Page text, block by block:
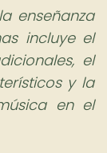
enseñanza
incluye el
el
y la
en el